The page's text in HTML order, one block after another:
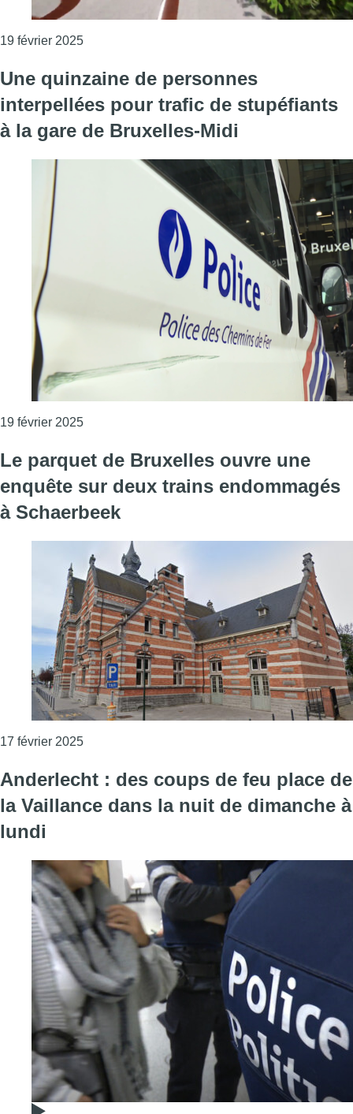
19 février 2025Consulter l'article "Réaménagement de
Une quinzaine de personnes
interpellées pour trafic de stupéfiants
à la gare de Bruxelles-Midi
19 février 2025Consulter l'article "Une quinzaine de
Le parquet de Bruxelles ouvre une
enquête sur deux trains endommagés
à Schaerbeek
17 février 2025Consulter l'article "Le parquet de Bruxelles
Anderlecht : des coups de feu place de
la Vaillance dans la nuit de dimanche à
lundi